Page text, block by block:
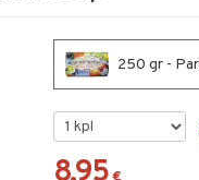
250 gr -